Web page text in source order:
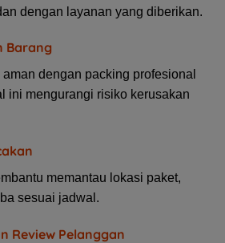
dengan layanan yang diberikan.
Barang
dengan packing profesional
ini mengurangi risiko kerusakan
memantau lokasi paket,
sesuai jadwal.
Review Pelanggan